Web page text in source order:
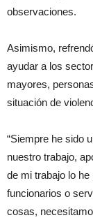
observaciones.
Asimismo,
ayudar a los
mayores,
situación de
“Siempre he sido
nuestro trabajo,
de mi trabajo lo
funcionarios o
cosas,